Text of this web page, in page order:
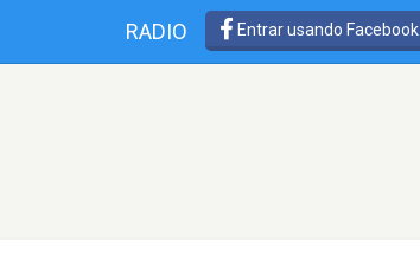
RADIO Entrar usando Facebook